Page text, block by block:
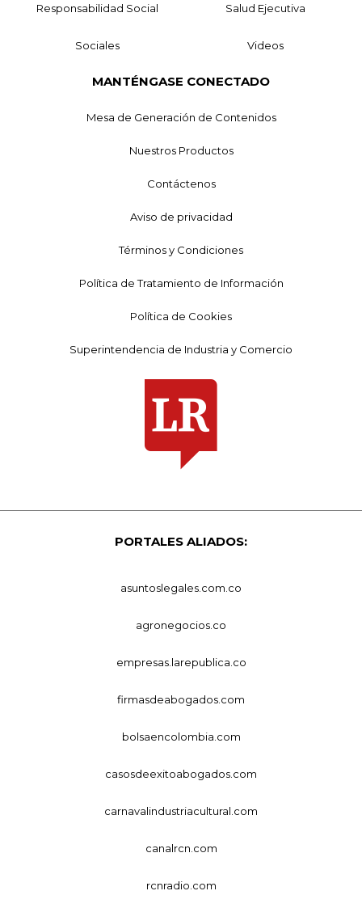
Responsabilidad Social Salud Ejecutiva
Sociales Videos
MANTÉNGASE CONECTADO
Mesa de Generación de Contenidos
Nuestros Productos
Contáctenos
Aviso de privacidad
Términos y Condiciones
Política de Tratamiento de Información
Política de Cookies
Superintendencia de Industria y Comercio
PORTALES ALIADOS:
asuntoslegales.com.co
agronegocios.co
empresas.larepublica.co
firmasdeabogados.com
bolsaencolombia.com
casosdeexitoabogados.com
carnavalindustriacultural.com
canalrcn.com
rcnradio.com